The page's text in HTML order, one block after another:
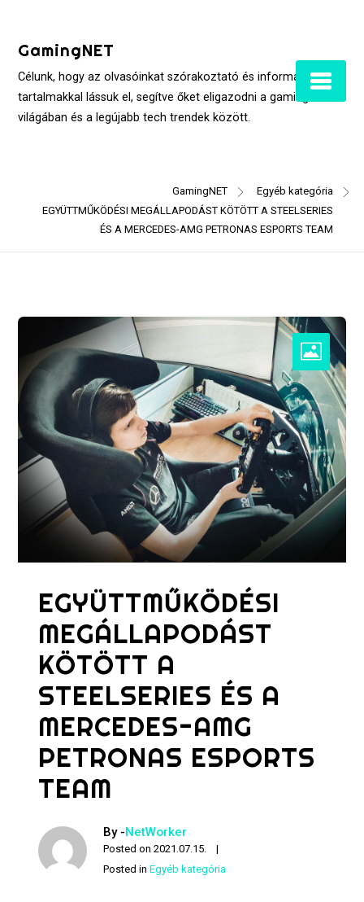
contentGamingNET
Célunk, hogy az olvasóinkat szórakoztató és informatív
tartalmakkal lássuk el, segítve őket eligazodni a gaming
világában és a legújabb tech trendek között.
GamingNET
Egyéb kategória
EGYÜTTMŰKÖDÉSI MEGÁLLAPODÁST KÖTÖTT A STEELSERIES
ÉS A MERCEDES-AMG PETRONAS ESPORTS TEAM
EGYÜTTMŰKÖDÉSI
MEGÁLLAPODÁST
KÖTÖTT A
STEELSERIES ÉS A
MERCEDES-AMG
PETRONAS ESPORTS
TEAM
By -NetWorker
Posted on2021.07.15.
Posted inEgyéb kategória